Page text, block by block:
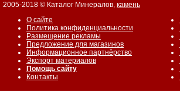
2005-2018 © Каталог Минералов, камень
О сайте
Политика конфиденциальности
Размещение рекламы
Предложение для магазинов
Информационное партнёрство
Экспорт материалов
Помощь сайту
Контакты